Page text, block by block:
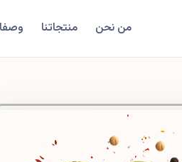
من نحن منتجاتنا